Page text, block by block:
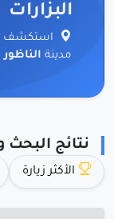
البزارات
استكشف
مدينة الناظور
نتائج البحث
الأكثر زيارة